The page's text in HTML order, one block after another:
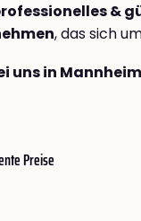
&
, das sich
uns in
Preise